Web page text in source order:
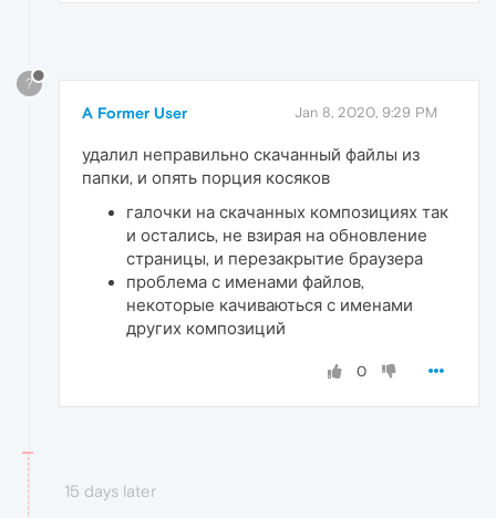
?
A Former User Jan 8, 2020, 9:29 PM
удалил неправильно скачанный файлы из
папки, и опять порция косяков
галочки на скачанных композициях так
и остались, не взирая на обновление
страницы, и перезакрытие браузера
проблема с именами файлов,
некоторые качиваються с именами
других композиций
0
15 days later